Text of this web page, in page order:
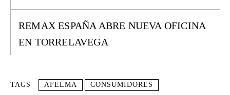
REMAX ESPAÑA ABRE NUEVA OFICINA
EN TORRELAVEGA
TAGS AFELMA CONSUMIDORES